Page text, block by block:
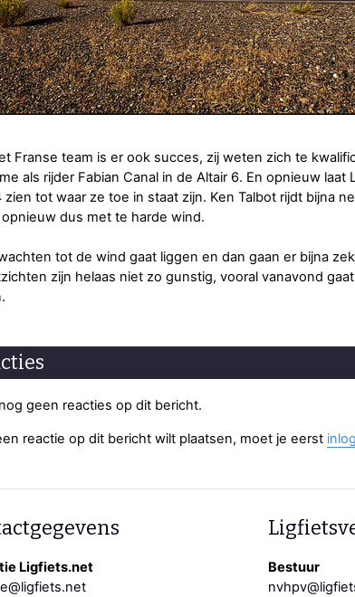
Franse team is er ook succes, zij weten zich te
als rijder Fabian Canal in de Altair 6. En opnieuw
zien tot waar ze toe in staat zijn. Ken Talbot rijdt bijna
opnieuw dus met te harde wind.
tot de wind gaat liggen en dan gaan er bijna
zijn helaas niet zo gunstig, vooral vanavond
geen reacties op dit bericht.
reactie op dit bericht wilt plaatsen, moet je eerst
Ligfiets.net
Bestuur